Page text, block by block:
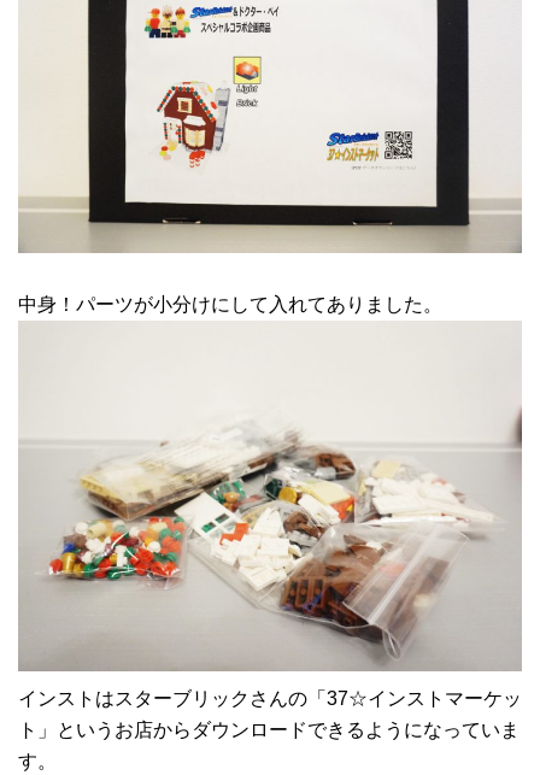
中身！パーツが小分けにして入れてありました。
インストはスターブリックさんの「37☆インストマーケッ
ト」というお店からダウンロードできるようになっていま
す。